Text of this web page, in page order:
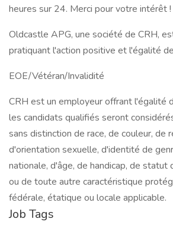
heures sur 24. Merci pour votre intérêt !
Oldcastle APG, une société de CRH,
pratiquant l'action positive et l'égalité
EOE/Vétéran/Invalidité
CRH est un employeur offrant l'égalité
les candidats qualifiés seront
sans distinction de race, de couleur, de
d'orientation sexuelle, d'identité de
nationale, d'âge, de handicap, de
ou de toute autre caractéristique
fédérale, étatique ou locale applicable.
Job Tags